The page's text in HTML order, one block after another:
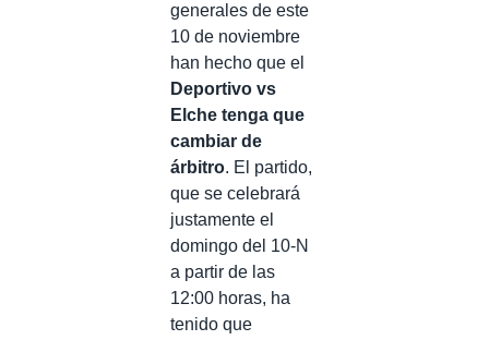
generales de este
10 de noviembre
han hecho que el
Deportivo vs
Elche tenga que
cambiar de
árbitro. El partido,
que se celebrará
justamente el
domingo del 10-N
a partir de las
12:00 horas, ha
tenido que